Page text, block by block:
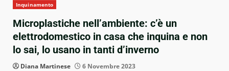
Inquinamento
Microplastiche nell’ambiente: c’è un
elettrodomestico in casa che inquina e non
lo sai, lo usano in tanti d’inverno
Diana Martinese 6 Novembre 2023